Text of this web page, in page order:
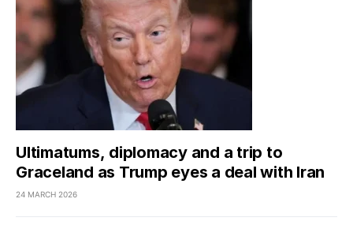
Ultimatums, diplomacy and a trip to
Graceland as Trump eyes a deal with Iran
24 MARCH 2026